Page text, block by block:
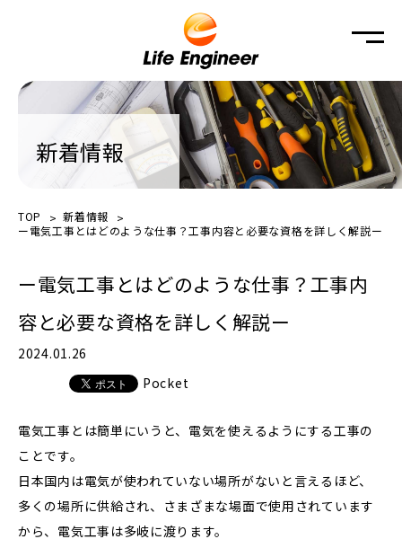
新着情報
TOP
新着情報
ー電気工事とはどのような仕事？工事内容と必要な資格を詳しく解説ー
ー電気工事とはどのような仕事？工事内
容と必要な資格を詳しく解説ー
2024.01.26
Pocket
電気工事とは簡単にいうと、電気を使えるようにする工事の
ことです。
日本国内は電気が使われていない場所がないと言えるほど、
多くの場所に供給され、さまざまな場面で使用されています
から、電気工事は多岐に渡ります。